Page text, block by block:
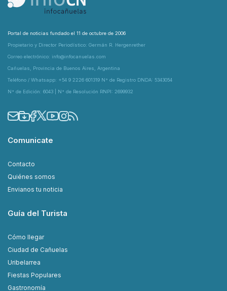
Portal de noticias fundado el 11 de octubre de 2006
Propietario y Director Periodístico: Germán R. Hergenrether
Correo electrónico: info@infocanuelas.com
Cañuelas, Provincia de Buenos Aires, Argentina
Teléfono / Whatsapp: +54 9 2226 601319 N° de Registro DNDA: 5343054
N° de Edición: 6043 | N° de Resolución RNPI: 2699932
Comunicate
Contacto
Quiénes somos
Envianos tu noticia
Guía del Turista
Cómo llegar
Ciudad de Cañuelas
Uribelarrea
Fiestas Populares
Gastronomía